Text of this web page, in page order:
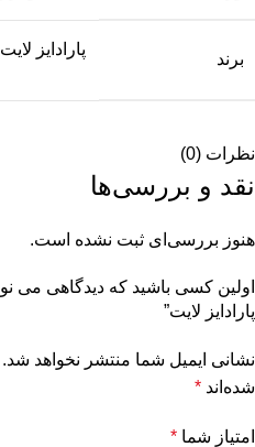
برند
پارادایز لایت
نظرات (0)
نقد و بررسی‌ها
هنوز بررسی‌ای ثبت نشده است.
پارادایز لایت”
نشانی ایمیل شما منتشر نخواهد شد.
شده‌اند *
امتیاز شما *